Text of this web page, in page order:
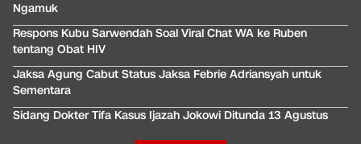
Ngamuk
Respons Kubu Sarwendah Soal Viral Chat WA ke Ruben
tentang Obat HIV
Jaksa Agung Cabut Status Jaksa Febrie Adriansyah untuk
Sementara
Sidang Dokter Tifa Kasus Ijazah Jokowi Ditunda 13 Agustus